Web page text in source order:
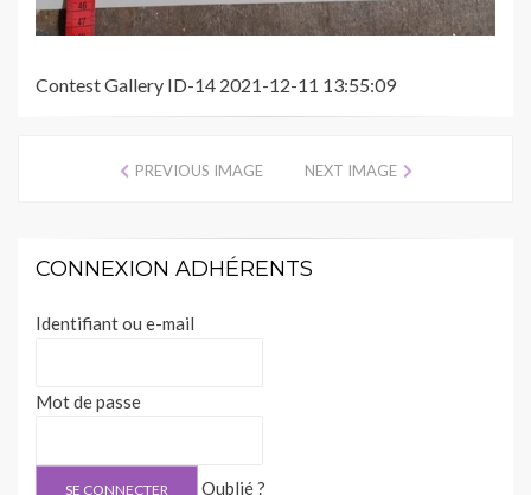
Contest Gallery ID-14 2021-12-11 13:55:09
PREVIOUS IMAGE NEXT IMAGE
CONNEXION ADHÉRENTS
Identifiant ou e-mail
Mot de passe
Oublié ?